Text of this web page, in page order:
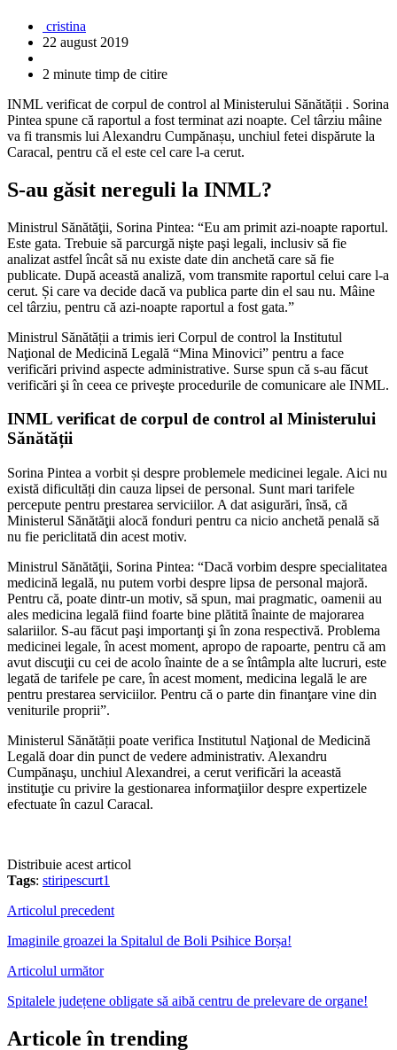
cristina
22 august 2019
2 minute timp de citire
INML verificat de corpul de control al Ministerului Sănătății . Sorina
Pintea spune că raportul a fost terminat azi noapte. Cel târziu mâine
va fi transmis lui Alexandru Cumpănașu, unchiul fetei dispărute la
Caracal, pentru că el este cel care l-a cerut.
S-au găsit nereguli la INML?
Ministrul Sănătăţii, Sorina Pintea: “Eu am primit azi-noapte raportul.
Este gata. Trebuie să parcurgă nişte paşi legali, inclusiv să fie
analizat astfel încât să nu existe date din anchetă care să fie
publicate. După această analiză, vom transmite raportul celui care l-a
cerut. Și care va decide dacă va publica parte din el sau nu. Mâine
cel târziu, pentru că azi-noapte raportul a fost gata.”
Ministrul Sănătății a trimis ieri Corpul de control la Institutul
Naţional de Medicină Legală “Mina Minovici” pentru a face
verificări privind aspecte administrative. Surse spun că s-au făcut
verificări şi în ceea ce priveşte procedurile de comunicare ale INML.
INML verificat de corpul de control al Ministerului
Sănătății
Sorina Pintea a vorbit și despre problemele medicinei legale. Aici nu
există dificultăți din cauza lipsei de personal. Sunt mari tarifele
percepute pentru prestarea serviciilor. A dat asigurări, însă, că
Ministerul Sănătăţii alocă fonduri pentru ca nicio anchetă penală să
nu fie periclitată din acest motiv.
Ministrul Sănătăţii, Sorina Pintea: “Dacă vorbim despre specialitatea
medicină legală, nu putem vorbi despre lipsa de personal majoră.
Pentru că, poate dintr-un motiv, să spun, mai pragmatic, oamenii au
ales medicina legală fiind foarte bine plătită înainte de majorarea
salariilor. S-au făcut paşi importanţi şi în zona respectivă. Problema
medicinei legale, în acest moment, apropo de rapoarte, pentru că am
avut discuţii cu cei de acolo înainte de a se întâmpla alte lucruri, este
legată de tarifele pe care, în acest moment, medicina legală le are
pentru prestarea serviciilor. Pentru că o parte din finanţare vine din
veniturile proprii”.
Ministerul Sănătății poate verifica Institutul Naţional de Medicină
Legală doar din punct de vedere administrativ. Alexandru
Cumpănaşu, unchiul Alexandrei, a cerut verificări la această
instituţie cu privire la gestionarea informaţiilor despre expertizele
efectuate în cazul Caracal.
Distribuie acest articol
Tags: stiripescurt1
Articolul precedent
Imaginile groazei la Spitalul de Boli Psihice Borșa!
Articolul următor
Spitalele județene obligate să aibă centru de prelevare de organe!
Articole în trending